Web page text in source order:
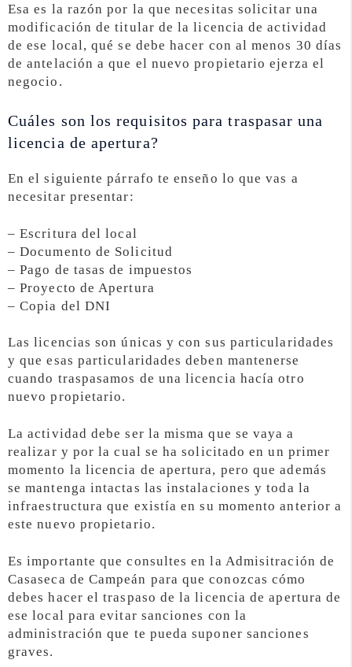
Esa es la razón por la que necesitas solicitar una
modificación de titular de la licencia de actividad
de ese local, qué se debe hacer con al menos 30 días
de antelación a que el nuevo propietario ejerza el
negocio.
Cuáles son los requisitos para traspasar una
licencia de apertura?
En el siguiente párrafo te enseño lo que vas a
necesitar presentar:
– Escritura del local
– Documento de Solicitud
– Pago de tasas de impuestos
– Proyecto de Apertura
– Copia del DNI
Las licencias son únicas y con sus particularidades
y que esas particularidades deben mantenerse
cuando traspasamos de una licencia hacía otro
nuevo propietario.
La actividad debe ser la misma que se vaya a
realizar y por la cual se ha solicitado en un primer
momento la licencia de apertura, pero que además
se mantenga intactas las instalaciones y toda la
infraestructura que existía en su momento anterior a
este nuevo propietario.
Es importante que consultes en la Admisitración de
Casaseca de Campeán para que conozcas cómo
debes hacer el traspaso de la licencia de apertura de
ese local para evitar sanciones con la
administración que te pueda suponer sanciones
graves.